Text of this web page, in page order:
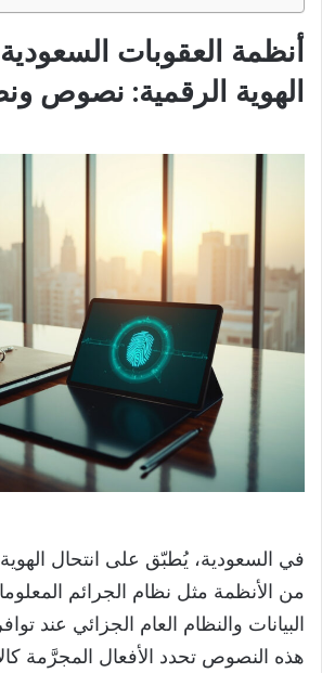
أنظمة العقوبات
الهوية الرقمية: نصوص
في السعودية، يُطبّق على انتحال
من الأنظمة مثل نظام الجرائم
البيانات والنظام العام الجزائي عند
هذه النصوص تحدد الأفعال المجرَّمة